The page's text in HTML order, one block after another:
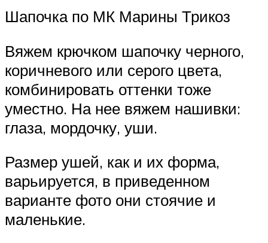
Шапочка по МК Марины Трикоз
Вяжем крючком шапочку черного,
коричневого или серого цвета,
комбинировать оттенки тоже
уместно. На нее вяжем нашивки:
глаза, мордочку, уши.
Размер ушей, как и их форма,
варьируется, в приведенном
варианте фото они стоячие и
маленькие.